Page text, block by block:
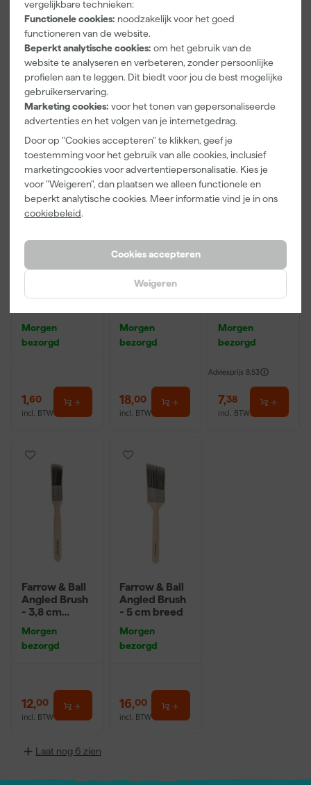
vergelijkbare technieken:
Functionele cookies: noodzakelijk voor het goed
functioneren van de website.
Beperkt analytische cookies: om het gebruik van de
website te analyseren en verbeteren, zonder persoonlijke
profielen aan te leggen. Dit biedt voor jou de best mogelijke
gebruikerservaring.
Marketing cookies: voor het tonen van gepersonaliseerde
advertenties en het volgen van je internetgedrag.
Door op "Cookies accepteren" te klikken, geef je
toestemming voor het gebruik van alle cookies, inclusief
marketingcookies voor advertentiepersonalisatie. Kies je
voor "Weigeren", dan plaatsen we alleen functionele en
beperkt analytische cookies. Meer informatie vind je in ons
cookiebeleid.
Cookies accepteren
Weigeren
Washi tape -
50mx24mm
Morgen
bezorgd
Adviesprijs 6,00
3,99
incl. BTW
Kleurenwaaie
r
Morgen
bezorgd
incl. BTW
18cm Roller -
Inzetemmers
en deksel
Morgen
incl. BTW
Onze Top 10
schuurblok
Morgen
bezorgd
1,60
incl. BTW
Farrow & Ball
9" Verfbeugel
Morgen
bezorgd
18,00
incl. BTW
Maxi Micmex
Morgen
bezorgd
Adviesprijs 8,53
7,38
incl. BTW
Farrow & Ball
Angled Brush
- 3,8 cm
Morgen
bezorgd
12,00
incl. BTW
Farrow & Ball
Angled Brush
- 5 cm breed
Morgen
bezorgd
16,00
incl. BTW
Laat nog 6 zien